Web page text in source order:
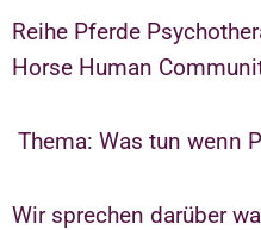
Reihe Pferde
Horse Human
Thema: Was tun wenn
Wir sprechen darüber